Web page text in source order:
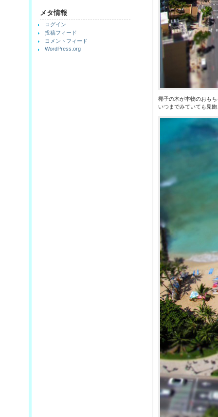
椰子の木が本物のおも
いつまでみていても見
メタ情報
ログイン
投稿フィード
コメントフィード
WordPress.org